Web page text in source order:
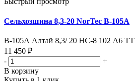
Сельхозшина 8,3-20 NorTec В-105А
В-105А Алтай 8,3/ 20 HC-8 102 А6 TT
11 450 ₽
-
+
В корзину